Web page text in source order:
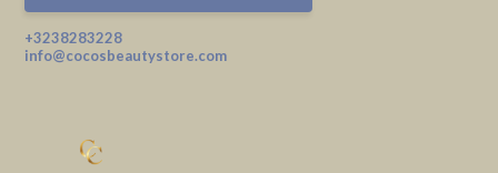
+3238283228
info@cocosbeautystore.com